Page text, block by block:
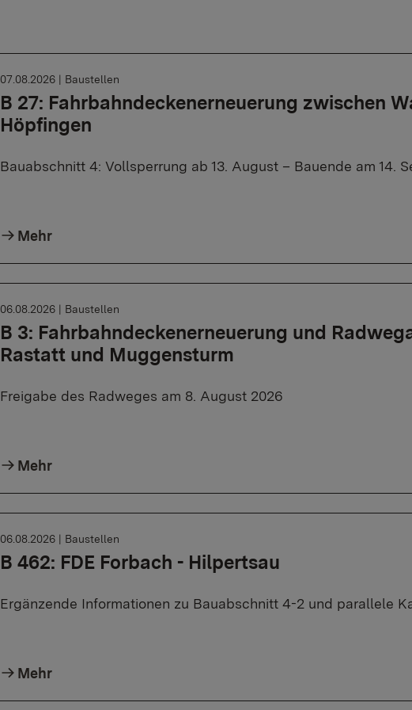
B 27: Fahrbahndeckenerneuerung zwischen
Höpfingen
07.08.2026 | Baustellen
Bauabschnitt 4: Vollsperrung ab 13. August – Bauende am 14.
Mehr
B 3: Fahrbahndeckenerneuerung und
Rastatt und Muggensturm
06.08.2026 | Baustellen
Freigabe des Radweges am 8. August 2026
Mehr
B 462: FDE Forbach - Hilpertsau
06.08.2026 | Baustellen
Ergänzende Informationen zu Bauabschnitt 4-2 und parallele
Mehr